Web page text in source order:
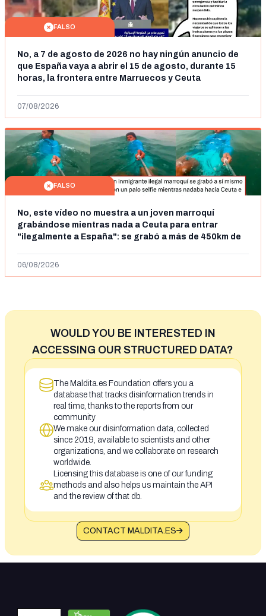
FALSO
No, a 7 de agosto de 2026 no hay ningún anuncio de
que España vaya a abrir el 15 de agosto, durante 15
horas, la frontera entre Marruecos y Ceuta
07/08/2026
FALSO
No, este vídeo no muestra a un joven marroquí
grabándose mientras nada a Ceuta para entrar
"ilegalmente a España": se grabó a más de 450km de
06/08/2026
WOULD YOU BE INTERESTED IN
ACCESSING OUR STRUCTURED DATA?
The Maldita.es Foundation offers you a
database that tracks disinformation trends in
real time, thanks to the reports from our
community
We make our disinformation data, collected
since 2019, available to scientists and other
organizations, and we collaborate on research
worldwide.
Licensing this database is one of our funding
methods and also helps us maintain the API
and the review of that db.
CONTACT MALDITA.ES